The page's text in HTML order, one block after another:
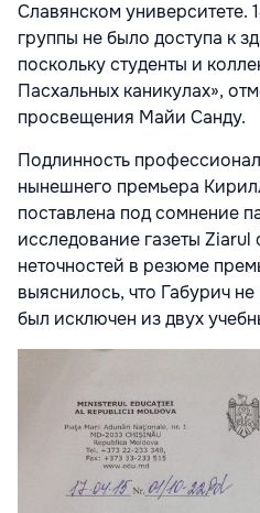
Славянском университете.
группы не было доступа к
поскольку студенты и
Пасхальных каникулах»,
просвещения Майи Санду.
Подлинность
нынешнего премьера
поставлена под сомнение
исследование газеты
неточностей в резюме
выяснилось, что Габурич
был исключен из двух